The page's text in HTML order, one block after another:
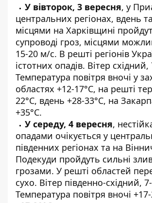
У вівторок, 3 вересня, у
центральних регіонах, вдень
місцями на Харківщині
супроводі гроз, місцями
15-20 м/с. В решті регіонів
істотних опадів. Вітер
Температура повітря вночі у
областях +12-17°C, на решті
22°C, вдень +28-33°C, на
+35°C.
У середу, 4 вересня,
опадами очікується у
південних регіонах та на
Подекуди пройдуть сильні
грозами. У решті областей
сухо. Вітер південно-східний,
Температура повітря вночі